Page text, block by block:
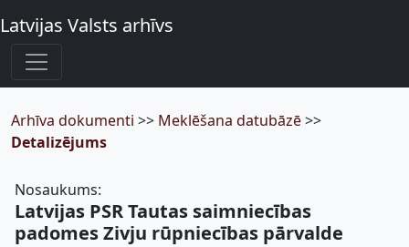
Latvijas Valsts arhīvs
Arhīva dokumenti >> Meklēšana datubāzē>>
Detalizējums
Nosaukums:
Latvijas PSR Tautas saimniecības
padomes Zivju rūpniecības pārvalde